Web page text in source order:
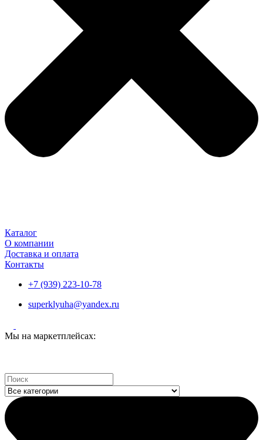
Каталог
О компании
Доставка и оплата
Контакты
+7 (939) 223-10-78
superklyuha@yandex.ru
Мы на маркетплейсах:
Search
...